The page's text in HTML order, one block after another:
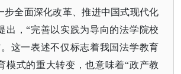
步全面深化改革、推进中国式现代化
出，“完善以实践为导向的法学院校
这一表述不仅标志着我国法学教育
模式的重大转变，也意味着“政产教